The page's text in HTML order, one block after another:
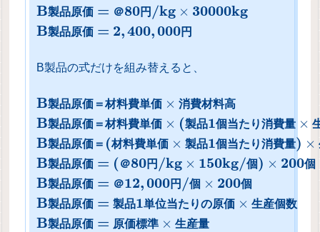
B製品原価 = ＠80円 /kg × 30000kg
B製品原価 = 2,400,000円
B製品の式だけを組み替えると、
B製品原価＝材料費単価 × 消費材料高
B製品原価＝材料費単価 × (製品1個当た り消費量 ×
B製品原価＝ (材料費単価 × 製品1個当た り消費量) ×
B製品原価 = (＠80円 /kg × 150kg/個) × 200個
B製品原価 = ＠12,000円 /個 × 200個
B製品原価 = 製品1単位当た りの原価 × 生産個数
B製品原価 = 原価標準 × 生産量